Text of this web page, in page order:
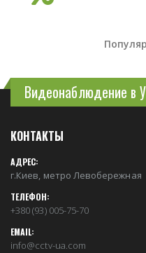
Видеонаблюдение в
КОНТАКТЫ
АДРЕС:
г.Киев, метро Левобережная
ТЕЛЕФОН:
+380 (93) 005-75-70
EMAIL:
info@cctv-ua.com